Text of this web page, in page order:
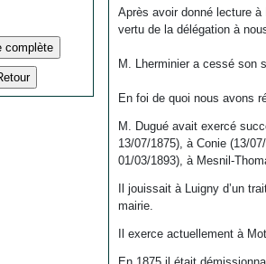
Après avoir donné lecture
vertu de la délégation à
M. Lherminier a cessé son
En foi de quoi nous avons
M. Dugué avait exercé
13/07/1875), à Conie (13/
01/03/1893), à Mesnil-
Il jouissait à Luigny d’un
mairie.
Il exerce actuellement à